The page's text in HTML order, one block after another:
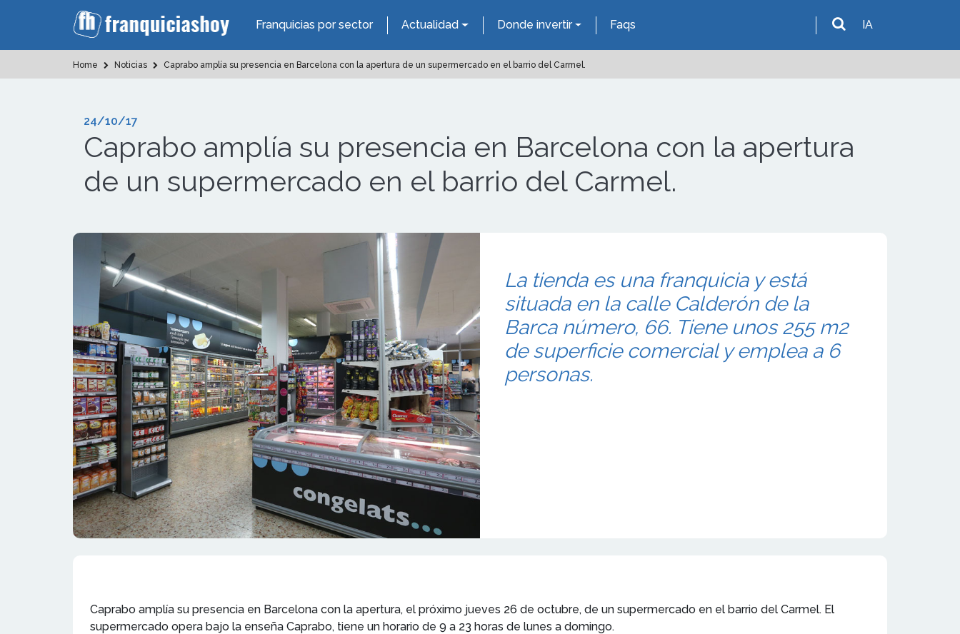
Franquicias por sector Actualidad Donde invertir Faqs IA
Home Noticias Caprabo amplía su presencia en Barcelona con la apertura de un supermercado en el barrio del Carmel.
24/10/17
Caprabo amplía su presencia en Barcelona con la apertura
de un supermercado en el barrio del Carmel.
La tienda es una franquicia y está
situada en la calle Calderón de la
Barca número, 66. Tiene unos 255 m2
de superficie comercial y emplea a 6
personas.
Caprabo amplía su presencia en Barcelona con la apertura, el próximo jueves 26 de octubre, de un supermercado en el barrio del Carmel. El
supermercado opera bajo la enseña Caprabo, tiene un horario de 9 a 23 horas de lunes a domingo.